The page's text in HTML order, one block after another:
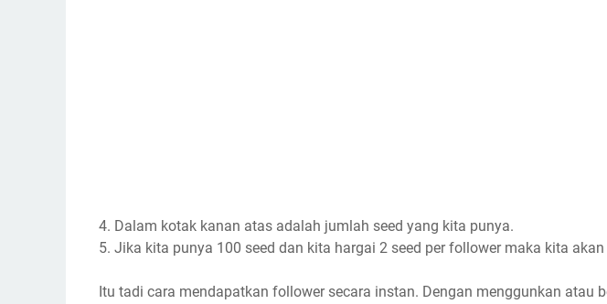
4. Dalam kotak kanan atas adalah jumlah seed yang kita punya.
5. Jika kita punya 100 seed dan kita hargai 2 seed per follower maka kita
Itu tadi cara mendapatkan follower secara instan. Dengan menggunkan atau